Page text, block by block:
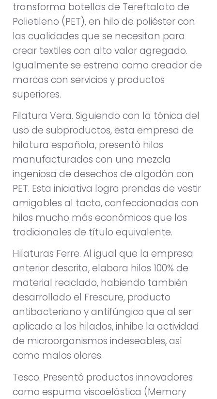
transforma botellas de Tereftalato de
Polietileno (PET), en hilo de poliéster con
las cualidades que se necesitan para
crear textiles con alto valor agregado.
Igualmente se estrena como creador de
marcas con servicios y productos
superiores.
Filatura Vera. Siguiendo con la tónica del
uso de subproductos, esta empresa de
hilatura española, presentó hilos
manufacturados con una mezcla
ingeniosa de desechos de algodón con
PET. Esta iniciativa logra prendas de vestir
amigables al tacto, confeccionadas con
hilos mucho más económicos que los
tradicionales de título equivalente.
Hilaturas Ferre. Al igual que la empresa
anterior descrita, elabora hilos 100% de
material reciclado, habiendo también
desarrollado el Frescure, producto
antibacteriano y antifúngico que al ser
aplicado a los hilados, inhibe la actividad
de microorganismos indeseables, así
como malos olores.
Tesco. Presentó productos innovadores
como espuma viscoelástica (Memory